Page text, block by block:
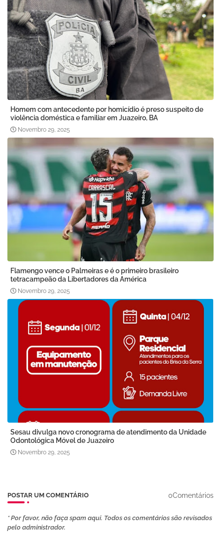
Homem com antecedente por homicídio é preso suspeito de
violência doméstica e familiar em Juazeiro, BA
Novembro 29, 2025
Flamengo vence o Palmeiras e é o primeiro brasileiro
tetracampeão da Libertadores da América
Novembro 29, 2025
Sesau divulga novo cronograma de atendimento da Unidade
Odontológica Móvel de Juazeiro
Novembro 29, 2025
POSTAR UM COMENTÁRIO 0Comentários
* Por favor, não faça spam aqui. Todos os comentários são revisados ​​
pelo administrador.